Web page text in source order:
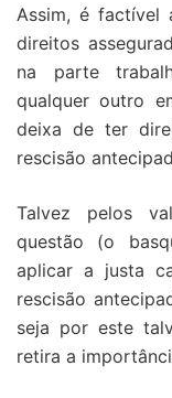
Assim, é factível
direitos
na parte
qualquer outro
deixa de ter
rescisão
Talvez pelos
questão (o
aplicar a justa
rescisão
seja por este
retira a